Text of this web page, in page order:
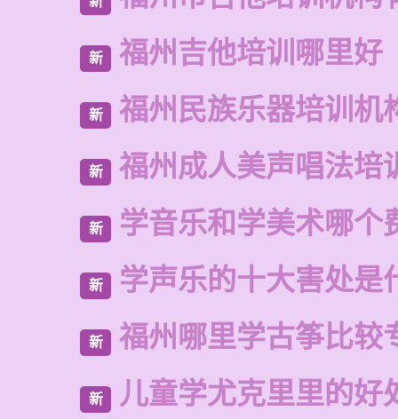
新 福州吉他培训哪里好
新 福州民族乐器培训机
新 福州成人美声唱法培
新 学音乐和学美术哪个
新 学声乐的十大害处是
新 福州哪里学古筝比较
新 儿童学尤克里里的好